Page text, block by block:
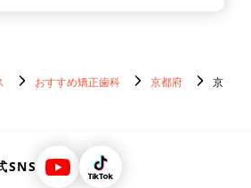
おすすめ矯正歯科 京都府
京
SNS